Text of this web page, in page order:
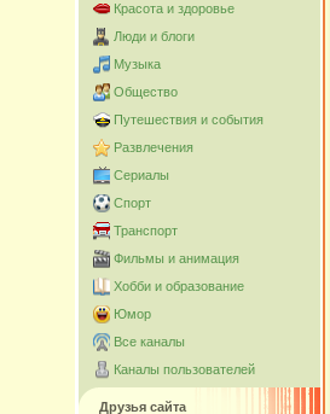
Красота и здоровье
Люди и блоги
Музыка
Общество
Путешествия и события
Развлечения
Сериалы
Спорт
Транспорт
Фильмы и анимация
Хобби и образование
Юмор
Все каналы
Каналы пользователей
Друзья сайта